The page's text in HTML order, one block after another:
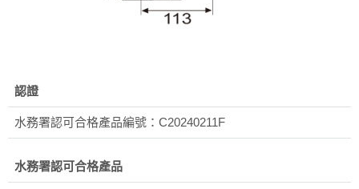
認證
水務署認可合格產品編號：C20240211F
水務署認可合格產品